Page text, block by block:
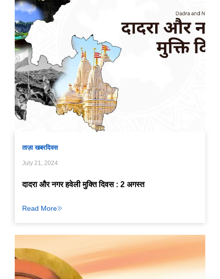
ताज़ा खबरदिवस
July 21, 2024
दादरा और नगर हवेली मुक्ति दिवस : 2 अगस्त
Read More